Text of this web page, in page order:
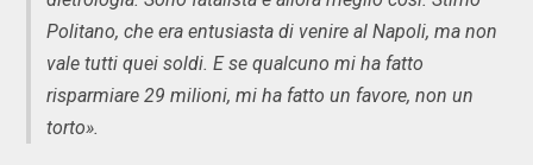
Politano, che era entusiasta di venire al Napoli, ma non
vale tutti quei soldi. E se qualcuno mi ha fatto
risparmiare 29 milioni, mi ha fatto un favore, non un
torto».